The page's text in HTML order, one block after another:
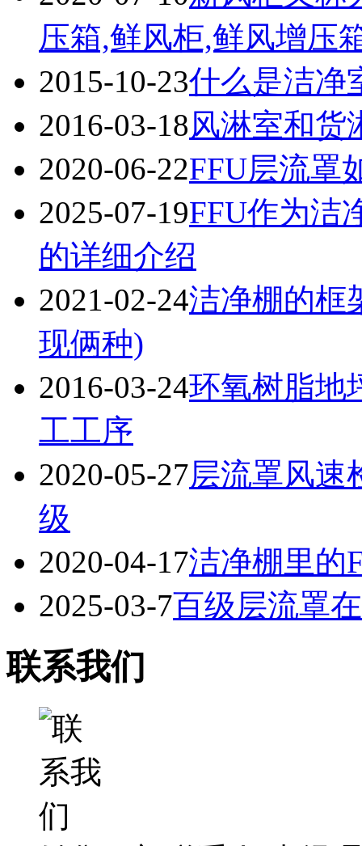
压箱,鲜风柜,鲜风增压
2015-10-23什么是洁净
2016-03-18风淋室和货
2020-06-22FFU层流罩
2025-07-19FFU作为洁
的详细介绍
2021-02-24洁净棚的框
现俩种)
2016-03-24环氧树脂地
工工序
2020-05-27层流罩风速
级
2020-04-17洁净棚里的
2025-03-7百级层流罩
联系我们